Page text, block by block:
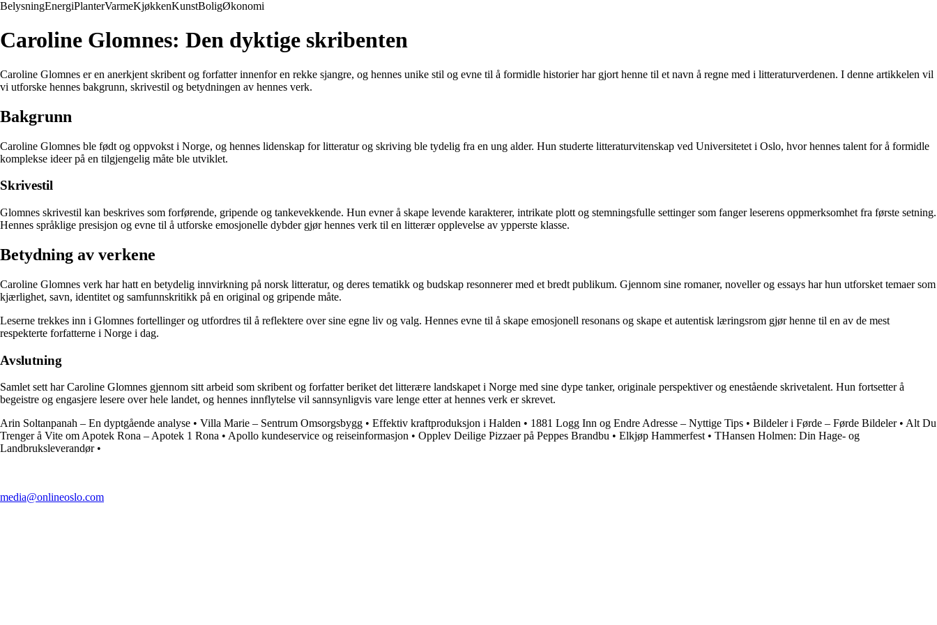
BelysningEnergiPlanterVarmeKjøkkenKunstBoligØkonomi
Caroline Glomnes: Den dyktige skribenten
Caroline Glomnes er en anerkjent skribent og forfatter innenfor en rekke sjangre, og hennes unike stil og evne til å formidle historier har gjort henne til et navn å regne med i litteraturverdenen. I denne artikkelen vil
vi utforske hennes bakgrunn, skrivestil og betydningen av hennes verk.
Bakgrunn
Caroline Glomnes ble født og oppvokst i Norge, og hennes lidenskap for litteratur og skriving ble tydelig fra en ung alder. Hun studerte litteraturvitenskap ved Universitetet i Oslo, hvor hennes talent for å formidle
komplekse ideer på en tilgjengelig måte ble utviklet.
Skrivestil
Glomnes skrivestil kan beskrives som forførende, gripende og tankevekkende. Hun evner å skape levende karakterer, intrikate plott og stemningsfulle settinger som fanger leserens oppmerksomhet fra første setning.
Hennes språklige presisjon og evne til å utforske emosjonelle dybder gjør hennes verk til en litterær opplevelse av ypperste klasse.
Betydning av verkene
Caroline Glomnes verk har hatt en betydelig innvirkning på norsk litteratur, og deres tematikk og budskap resonnerer med et bredt publikum. Gjennom sine romaner, noveller og essays har hun utforsket temaer som
kjærlighet, savn, identitet og samfunnskritikk på en original og gripende måte.
Leserne trekkes inn i Glomnes fortellinger og utfordres til å reflektere over sine egne liv og valg. Hennes evne til å skape emosjonell resonans og skape et autentisk læringsrom gjør henne til en av de mest
respekterte forfatterne i Norge i dag.
Avslutning
Samlet sett har Caroline Glomnes gjennom sitt arbeid som skribent og forfatter beriket det litterære landskapet i Norge med sine dype tanker, originale perspektiver og enestående skrivetalent. Hun fortsetter å
begeistre og engasjere lesere over hele landet, og hennes innflytelse vil sannsynligvis vare lenge etter at hennes verk er skrevet.
Arin Soltanpanah – En dyptgående analyse • Villa Marie – Sentrum Omsorgsbygg • Effektiv kraftproduksjon i Halden • 1881 Logg Inn og Endre Adresse – Nyttige Tips • Bildeler i Førde – Førde Bildeler• Alt Du
Trenger å Vite om Apotek Rona – Apotek 1 Rona • Apollo kundeservice og reiseinformasjon • Opplev Deilige Pizzaer på Peppes Brandbu • Elkjøp Hammerfest • THansen Holmen: Din Hage- og
Landbruksleverandør•
media@onlineoslo.com